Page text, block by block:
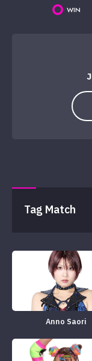
WIN
Tag Match
Anno Saori